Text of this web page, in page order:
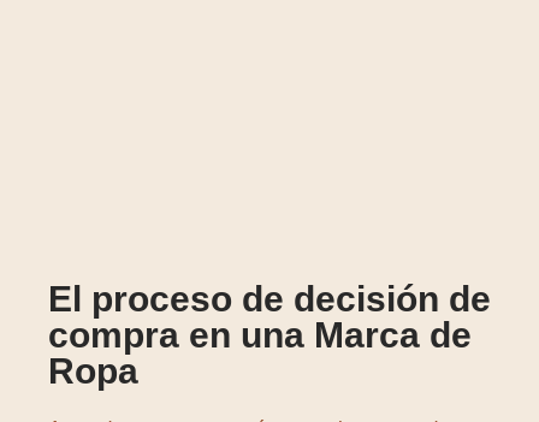
El proceso de decisión de
compra en una Marca de
Ropa